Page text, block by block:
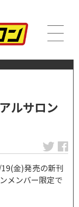
ルサロン
金)発売の新刊
メンバー限定で